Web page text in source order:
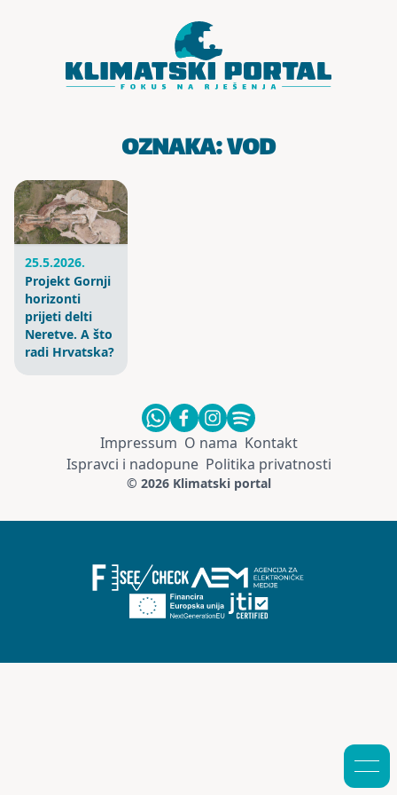
OZNAKA:VOD
25.5.2026.
Projekt Gornji
horizonti
prijeti delti
Neretve. A što
radi Hrvatska?
Impressum O nama Kontakt
Ispravci i nadopune Politika privatnosti
© 2026 Klimatski portal